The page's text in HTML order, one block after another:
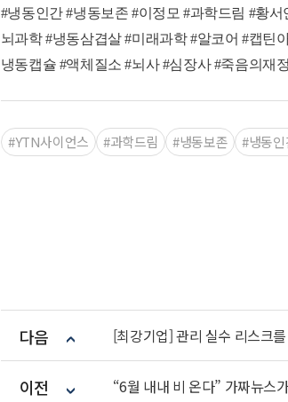
#냉동인간 #냉동보존 #이정모 #과학드림 #황
뇌과학 #냉동삼겹살 #미래과학 #알코어 #캡틴
냉동캡슐 #액체질소 #뇌사 #심장사 #죽음의재
#YTN사이언스 #과학드림 #냉동보존 #냉동
다음 [최강기업] 관리 실수 리스크
이전 “6월 내내 비 온다” 가짜뉴스